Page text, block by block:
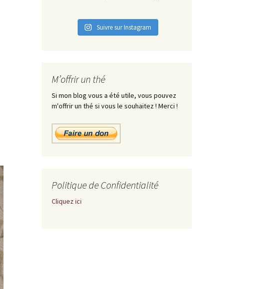
Suivre sur Instagram
M’offrir un thé
Si mon blog vous a été utile, vous pouvez
m'offrir un thé si vous le souhaitez ! Merci !
Politique de Confidentialité
Cliquez ici